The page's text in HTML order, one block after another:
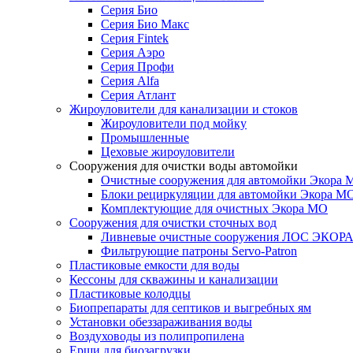
Серия Био
Серия Био Макс
Серия Fintek
Серия Аэро
Серия Профи
Серия Alfa
Серия Атлант
Жироуловители для канализации и стоков
Жироуловители под мойку
Промышленные
Цеховые жироуловители
Сооружения для очистки воды автомойки
Очистные сооружения для автомойки Экора
Блоки рециркуляции для автомойки Экора
Комплектующие для очистных Экора МО
Сооружения для очистки сточных вод
Ливневые очистные сооружения ЛОС ЭКОРА
Фильтрующие патроны Servo-Patron
Пластиковые емкости для воды
Кессоны для скважины и канализации
Пластиковые колодцы
Биопрепараты для септиков и выгребных ям
Установки обеззараживания воды
Воздуховоды из полипропилена
Ерши для биозагрузки